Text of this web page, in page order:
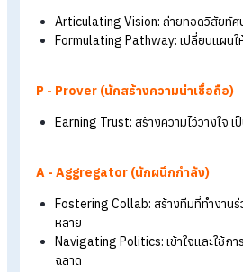
เนื้อหากระจัดกระจาย
– องค์
กรอบที่ชัดเจน
สร้างการเปลี่ยนแปลงได้จริ
คุณอภิวุฒิจึงชวนตั้งคำถามอีกว่า “ใ
ประเทศไทยต้องการอะไรบ้าง?” พร้
ผู้นำที่มีความแตกต่างและสร้าง